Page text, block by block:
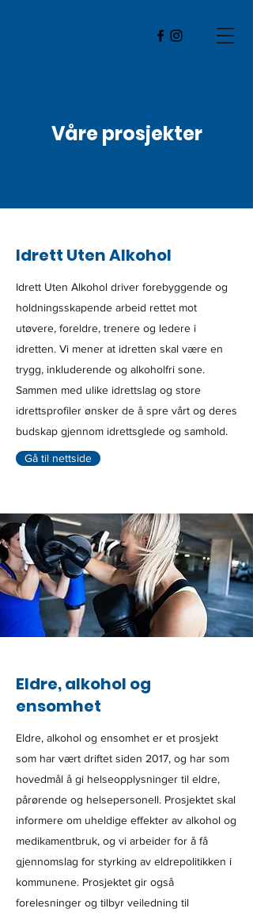
Våre prosjekter
Idrett Uten Alkohol
Idrett Uten Alkohol driver forebyggende og
holdningsskapende arbeid rettet mot
utøvere, foreldre, trenere og ledere i
idretten. Vi mener at idretten skal være en
trygg, inkluderende og alkoholfri sone.
Sammen med ulike idrettslag og store
idrettsprofiler ønsker de å spre vårt og deres
budskap gjennom idrettsglede og samhold.
Gå til nettside
Eldre, alkohol og
ensomhet
Eldre, alkohol og ensomhet er et prosjekt
som har vært driftet siden 2017, og har som
hovedmål å gi helseopplysninger til eldre,
pårørende og helsepersonell. Prosjektet skal
informere om uheldige effekter av alkohol og
medikamentbruk, og vi arbeider for å få
gjennomslag for styrking av eldrepolitikken i
kommunene. Prosjektet gir også
forelesninger og tilbyr veiledning til